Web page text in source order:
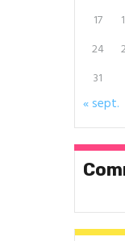
17
24
31
« sept.